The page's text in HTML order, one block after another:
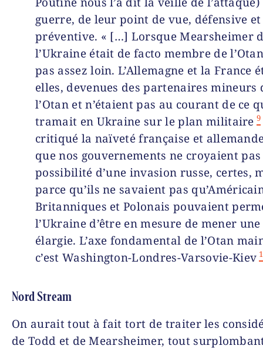
guerre, de leur point de vue, défensive et
préventive. « […] Lorsque Mearsheimer
l’Ukraine était de facto membre de
pas assez loin. L’Allemagne et la France
elles, devenues des partenaires mi­neurs
l’Otan et n’étaient pas au courant de ce
tramait en Ukraine sur le plan mili­taire 9
critiqué la naïveté française et
que nos gouvernements ne croyaient
possibilité d’une invasion russe, certes,
parce qu’ils ne savaient pas
Britanniques et Polonais pouvaient
l’Ukraine d’être en mesu­re de mener
élargie. L’axe fondamental de l’Otan
c’est Washington-Londres-Varsovie-Kiev
Nord Stream
On aurait tout à fait tort de traiter les
de Todd et de Mearsheimer, tout